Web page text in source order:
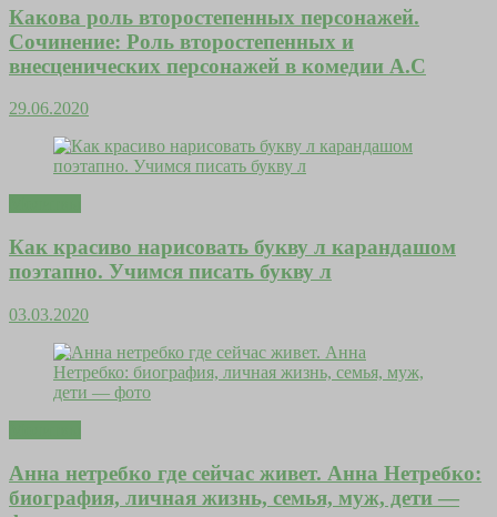
Какова роль второстепенных персонажей.
Сочинение: Роль второстепенных и
внесценических персонажей в комедии А.С
29.06.2020
Как красиво нарисовать букву л карандашом
поэтапно. Учимся писать букву л
03.03.2020
Анна нетребко где сейчас живет. Анна Нетребко:
биография, личная жизнь, семья, муж, дети —